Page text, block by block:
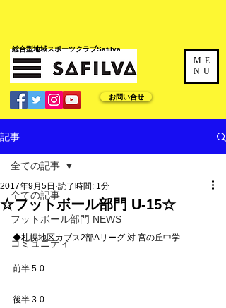
​総合型地域スポーツクラブSafilva
お問い合せ
ME
NU
記事
全ての記事
フットボール部門 NEWS
コミュニティ
全ての記事
☆フットボール部門 U-15☆
2017年9月5日 読了時間: 1分
◆札幌地区カブス2部Aリーグ 対 宮の丘中学
前半 5-0
後半 3-0